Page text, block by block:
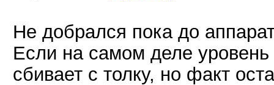
Не добрался пока до
Если на самом деле
сбивает с толку, но факт